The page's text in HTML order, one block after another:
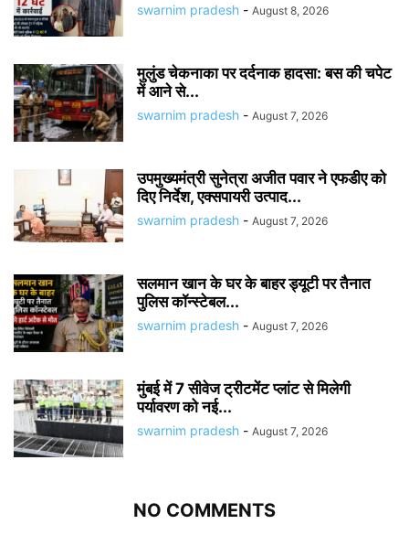
swarnim pradesh - August 8, 2026
मुलुंड चेकनाका पर दर्दनाक हादसा: बस की चपेट
में आने से...
swarnim pradesh - August 7, 2026
उपमुख्यमंत्री सुनेत्रा अजीत पवार ने एफडीए को
दिए निर्देश, एक्सपायरी उत्पाद...
swarnim pradesh - August 7, 2026
सलमान खान के घर के बाहर ड्यूटी पर तैनात
पुलिस कॉन्स्टेबल...
swarnim pradesh - August 7, 2026
मुंबई में 7 सीवेज ट्रीटमेंट प्लांट से मिलेगी
पर्यावरण को नई...
swarnim pradesh - August 7, 2026
NO COMMENTS